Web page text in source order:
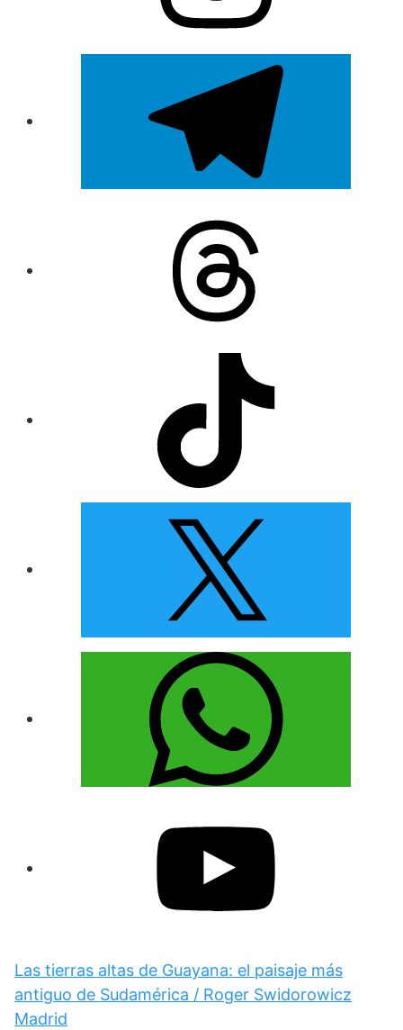
Las tierras altas de Guayana: el paisaje más
antiguo de Sudamérica / Roger Swidorowicz
Madrid